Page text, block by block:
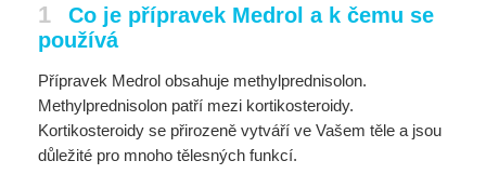
1
Co je přípravek Medrol a k čemu se
používá
Přípravek Medrol obsahuje methylprednisolon.
Methylprednisolon patří mezi kortikosteroidy.
Kortikosteroidy se přirozeně vytváří ve Vašem těle a jsou
důležité pro mnoho tělesných funkcí.